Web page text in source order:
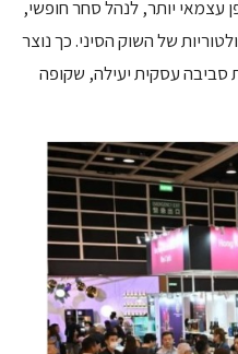
עצמאי יותר, לנהל סחר חופשי,
של השוק הסיני. כך נוצר
סביבה עסקית יעילה, שקופה